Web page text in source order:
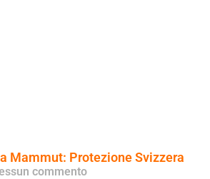
Mammut: Protezione Svizzera
commento